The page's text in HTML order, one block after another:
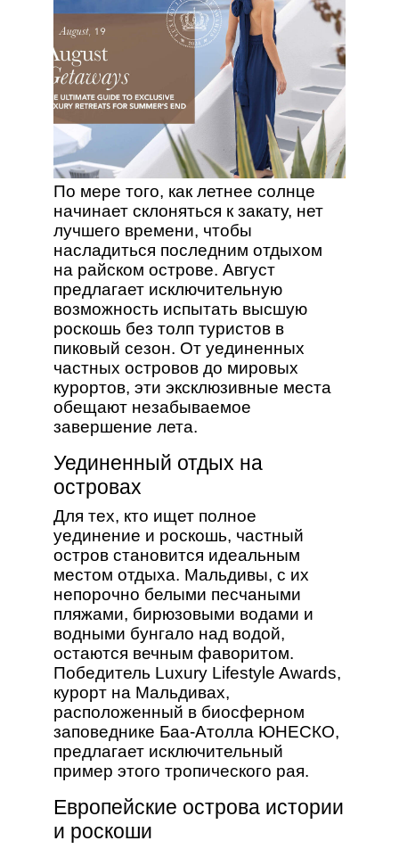
По мере того, как летнее солнце
начинает склоняться к закату, нет
лучшего времени, чтобы
насладиться последним отдыхом
на райском острове. Август
предлагает исключительную
возможность испытать высшую
роскошь без толп туристов в
пиковый сезон. От уединенных
частных островов до мировых
курортов, эти эксклюзивные места
обещают незабываемое
завершение лета.
Уединенный отдых на
островах
Для тех, кто ищет полное
уединение и роскошь, частный
остров становится идеальным
местом отдыха. Мальдивы, с их
непорочно белыми песчаными
пляжами, бирюзовыми водами и
водными бунгало над водой,
остаются вечным фаворитом.
Победитель Luxury Lifestyle Awards,
курорт на Мальдивах,
расположенный в биосферном
заповеднике Баа-Атолла ЮНЕСКО,
предлагает исключительный
пример этого тропического рая.
Европейские острова истории
и роскоши